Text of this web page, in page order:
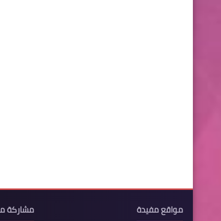
مواقع مفيدة مشاركة